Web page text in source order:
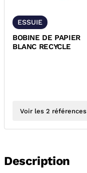
ESSUIE
BOBINE DE PAPIER
BLANC RECYCLE
Voir les 2 références
Description